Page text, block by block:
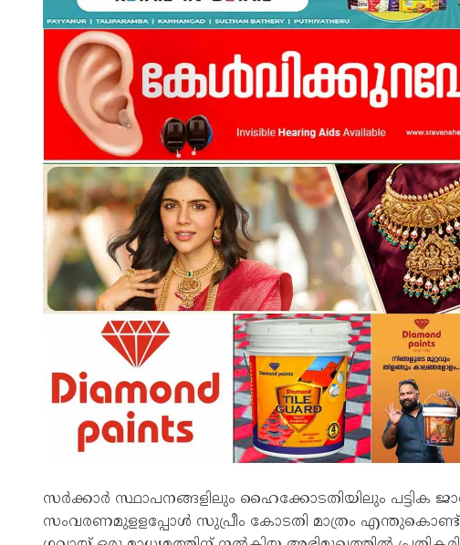
സർക്കാർ സ്ഥാപനങ്ങളിലും ഹൈക്കോടതിയിലും പട്ടിക
സംവരണമുളളപ്പോൾ സുപ്രീം കോടതി മാത്രം എന്തുകൊണ്ട്